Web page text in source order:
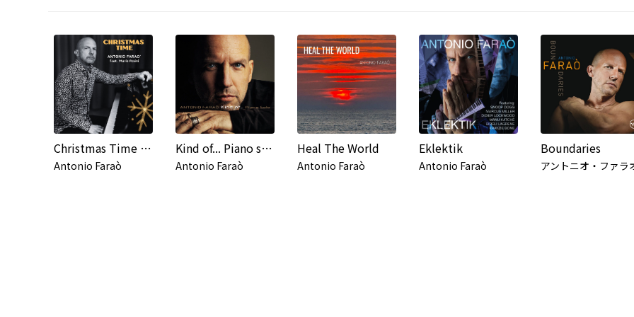
Christmas Time (feat. Mario Rosini)
Antonio Faraò
Kind of... Piano solo
Antonio Faraò
Heal The World
Antonio Faraò
Eklektik
Antonio Faraò
Boundaries
アントニオ・ファラ